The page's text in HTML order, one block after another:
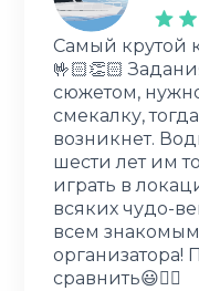
Самый крутой
🤟🏻👏🏻
сюжетом,
смекалку,
возникнет.
шести лет им
играть в
всяких чудо-
всем знакомым
организатора!
сравнить😃👍🏻